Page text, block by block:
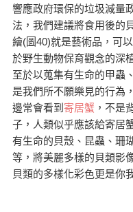
響應政府環保的垃圾減量
法，我們建議將食用後的
繪(圖40)就是藝術品，可
於野生動物保育觀念的深
至於以蒐集有生命的甲蟲
是我們所不願樂見的行為
邊常會看到 寄居蟹，不是
子，人類似乎應該給寄居
有生命的貝殼、昆蟲、珊
等，將美麗多樣的貝類影
貝類的多樣化彩色更是你